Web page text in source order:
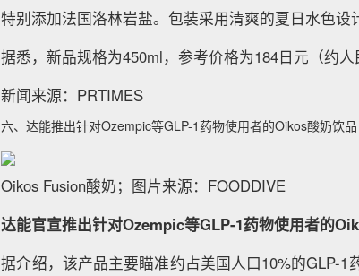
特别添加法国洛林岩盐。包装采用清爽的夏日水色设
据悉，新品规格为450ml，参考价格为184日元（约人
新闻来源：PRTIMES
六、达能推出针对Ozempic等GLP-1药物使用者的Oikos酸奶饮品
Oikos Fusion酸奶；图片来源：FOODDIVE
达能官宣推出针对Ozempic等GLP-1药物使用者的
据介绍，该产品主要瞄准约占美国人口10%的GLP-